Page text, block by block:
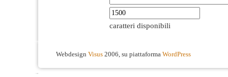
caratteri disponibili
Webdesign Visus 2006, su piattaforma WordPress